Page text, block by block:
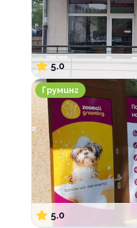
5.0
ZooMall
Груминг
5.0